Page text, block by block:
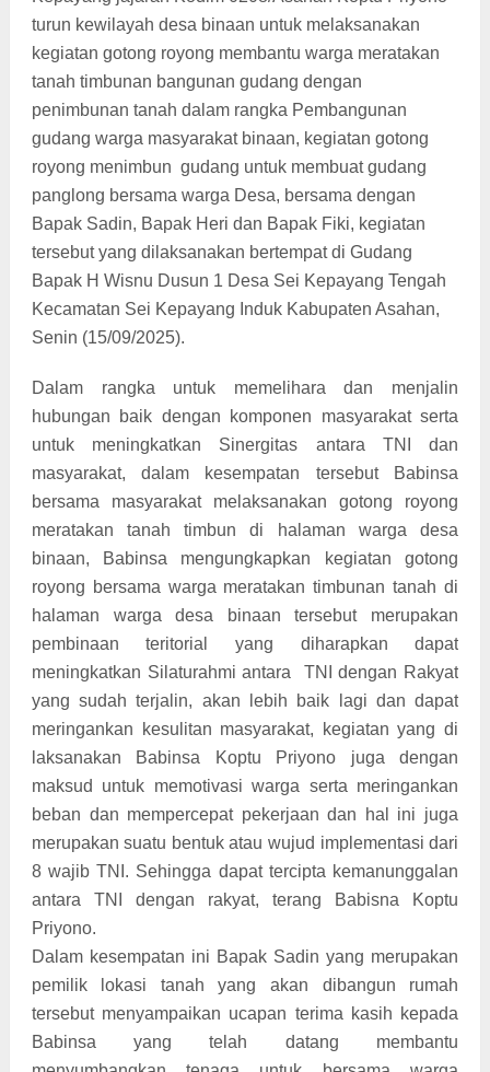
turun kewilayah desa binaan untuk melaksanakan
kegiatan gotong royong membantu warga meratakan
tanah timbunan bangunan gudang dengan
penimbunan tanah dalam rangka Pembangunan
gudang warga masyarakat binaan, kegiatan gotong
royong menimbun gudang untuk membuat gudang
panglong bersama warga Desa, bersama dengan
Bapak Sadin, Bapak Heri dan Bapak Fiki, kegiatan
tersebut yang dilaksanakan bertempat di Gudang
Bapak H Wisnu Dusun 1 Desa Sei Kepayang Tengah
Kecamatan Sei Kepayang Induk Kabupaten Asahan,
Senin (15/09/2025).
Dalam rangka untuk memelihara dan menjalin
hubungan baik dengan komponen masyarakat serta
untuk meningkatkan Sinergitas antara TNI dan
masyarakat, dalam kesempatan tersebut Babinsa
bersama masyarakat melaksanakan gotong royong
meratakan tanah timbun di halaman warga desa
binaan, Babinsa mengungkapkan kegiatan gotong
royong bersama warga meratakan timbunan tanah di
halaman warga desa binaan tersebut merupakan
pembinaan teritorial yang diharapkan dapat
meningkatkan Silaturahmi antara TNI dengan Rakyat
yang sudah terjalin, akan lebih baik lagi dan dapat
meringankan kesulitan masyarakat, kegiatan yang di
laksanakan Babinsa Koptu Priyono juga dengan
maksud untuk memotivasi warga serta meringankan
beban dan mempercepat pekerjaan dan hal ini juga
merupakan suatu bentuk atau wujud implementasi dari
8 wajib TNI. Sehingga dapat tercipta kemanunggalan
antara TNI dengan rakyat, terang Babisna Koptu
Priyono.
Dalam kesempatan ini Bapak Sadin yang merupakan
pemilik lokasi tanah yang akan dibangun rumah
tersebut menyampaikan ucapan terima kasih kepada
Babinsa yang telah datang membantu